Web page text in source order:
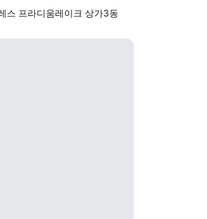
스 프라디움레이크 상가3동